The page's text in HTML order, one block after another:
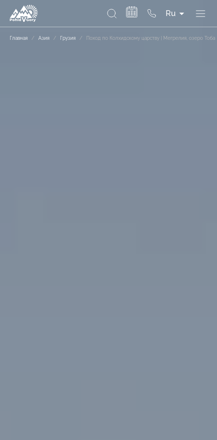
Ru
Главная / Азия / Грузия / Поход по Колхидскому царству | Мегрелия, озеро Тоба